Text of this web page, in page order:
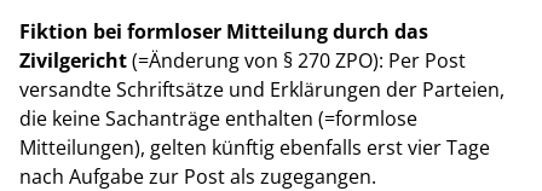
Fiktion bei formloser Mitteilung durch das
Zivilgericht(=Änderung von § 270 ZPO): Per Post
versandte Schriftsätze und Erklärungen der Parteien,
die keine Sachanträge enthalten (=formlose
Mitteilungen), gelten künftig ebenfalls erst vier Tage
nach Aufgabe zur Post als zugegangen.